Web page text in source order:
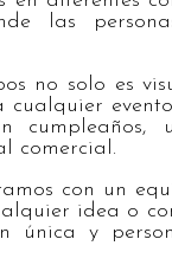
las
no solo es
cualquier
comercial.
con un
idea o
única y